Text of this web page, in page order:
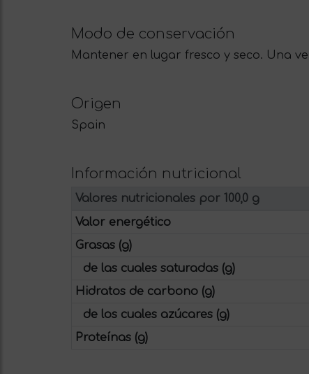
Modo de conservación
Mantener en lugar fresco y seco. Una
Origen
Spain
Información nutricional
Valores nutricionales por 100,0 g
Valor energético
Grasas (g)
de las cuales saturadas (g)
Hidratos de carbono (g)
de los cuales azúcares (g)
Proteínas (g)